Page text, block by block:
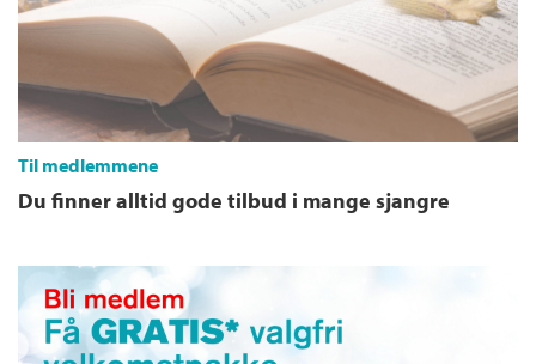
k
u
b
b
n
Til medlemmene
Du finner alltid gode tilbud i mange sjangre